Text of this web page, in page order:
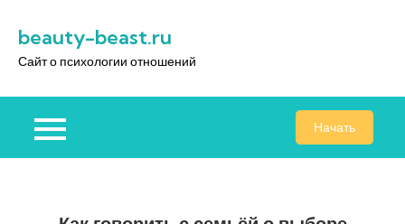
содержимому
beauty-beast.ru
Сайт о психологии отношений
Начать